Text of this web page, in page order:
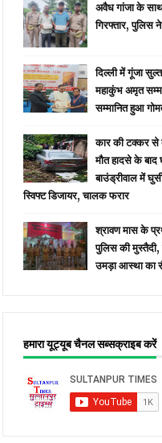
अवैध गांजा के
गिरफ्तार, पुलिस
दिल्ली में गूंजा
महाकुंभ अमृत
सम्मानित हुआ
कार की टक्कर से
मौत हादसे के बाद
बाउंड्रीवाल में
स्विफ्ट डिजायर, चालक फरार
श्रावण मास के
पुलिस की मुस्तैदी,
उमड़ा आस्था का
हमारा यूट्यूब चैनल सब्सक्राइब करें